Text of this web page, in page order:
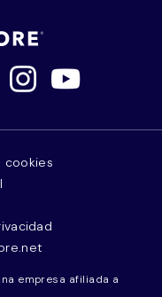
empresa afiliada a
cookies